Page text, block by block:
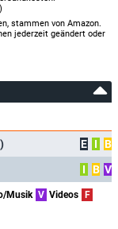
)
stammen von Amazon.
jederzeit geändert oder
E I
B
I B V
Musik V Videos
F